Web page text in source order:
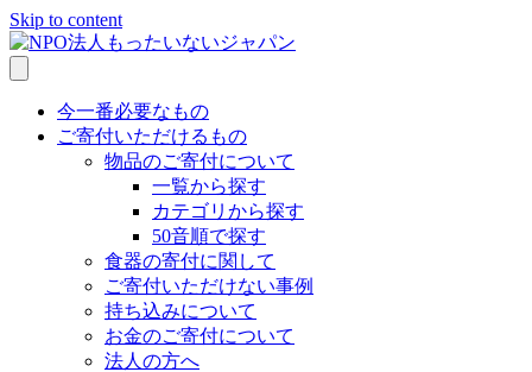
Skip to content
今一番必要なもの
ご寄付いただけるもの
物品のご寄付について
一覧から探す
カテゴリから探す
50音順で探す
食器の寄付に関して
ご寄付いただけない事例
持ち込みについて
お金のご寄付について
法人の方へ